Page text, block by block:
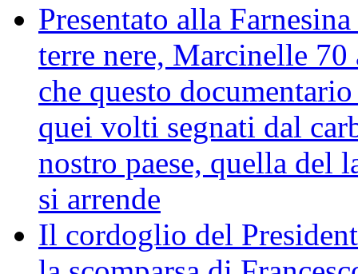
Presentato alla
terre nere, Marcinelle
che questo
quei volti segnati dal
nostro paese, quella del
si arrende
Il cordoglio del